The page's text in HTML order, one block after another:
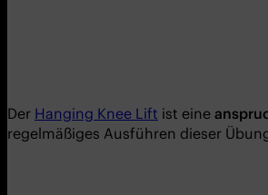
Der Hanging Knee Lift ist eine
regelmäßiges Ausführen dieser